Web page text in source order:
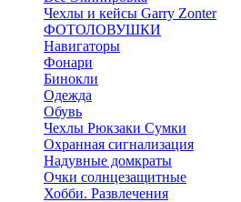
Чехлы и кейсы Garry Zonter
ФОТОЛОВУШКИ
Навигаторы
Фонари
Бинокли
Одежда
Обувь
Чехлы Рюкзаки Сумки
Охранная сигнализация
Надувные домкраты
Очки солнцезащитные
Хобби. Развлечения